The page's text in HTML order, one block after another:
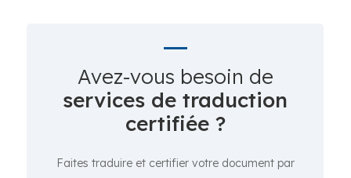
Avez-vous besoin de
services de traduction
certifiée ?
Faites traduire et certifier votre document par